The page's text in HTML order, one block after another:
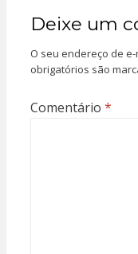
Deixe um
O seu endereço de
obrigatórios são
Comentário *